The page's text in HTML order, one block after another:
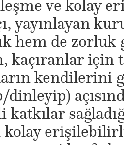
ve kolay
yayınlayan
hem de
kaçıranlar için
kendilerini
dinleyip)
katkılar
kolay